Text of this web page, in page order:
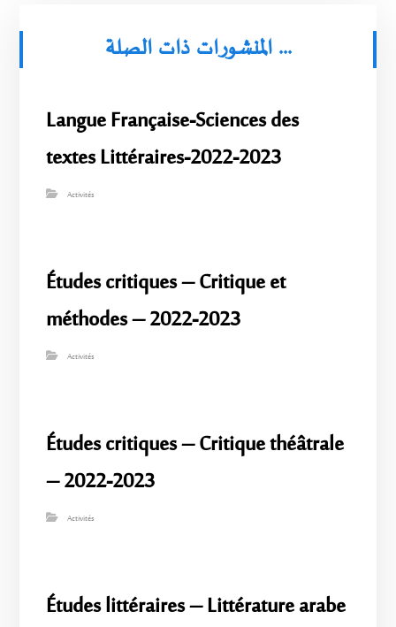
المنشورات ذات الصلة ...
Langue Française-Sciences des
textes Littéraires-2022-2023
Activités
Études critiques – Critique et
méthodes – 2022-2023
Activités
Études critiques – Critique théâtrale
– 2022-2023
Activités
Études littéraires – Littérature arabe